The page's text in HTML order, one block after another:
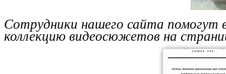
Сотрудники нашего сайта помогут
коллекцию видеосюжетов на